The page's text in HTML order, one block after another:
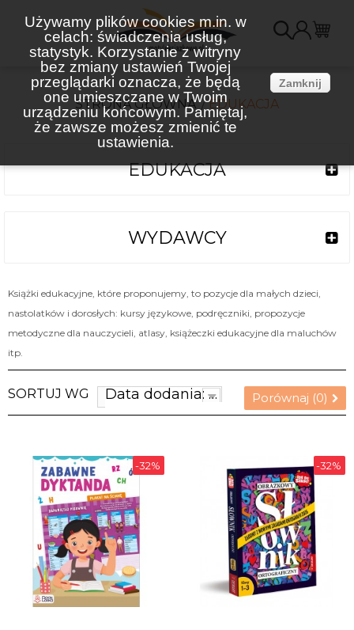
Używamy plików cookies m.in. w
celach: świadczenia usług,
statystyk. Korzystanie z witryny
bez zmiany ustawień Twojej
przeglądarki oznacza, że będą
one umieszczane w Twoim
urządzeniu końcowym. Pamiętaj,
że zawsze możesz zmienić te
ustawienia.
Zamknij
STRONA GŁÓWNA EDUKACJA
EDUKACJA
WYDAWCY
Książki edukacyjne, które proponujemy, to pozycje dla małych dzieci,
nastolatków i dorosłych: kursy językowe, podręczniki, propozycje
metodyczne dla nauczycieli, atlasy, książeczki edukacyjne dla maluchów
itp.
SORTUJ WG Data dodania: najnowsze Porównaj (0)
-32% -32%